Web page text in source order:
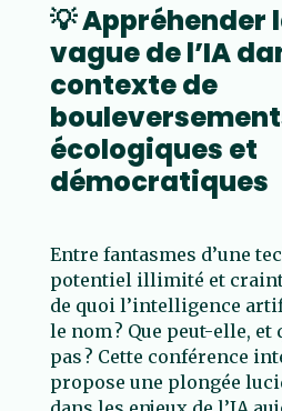
💡 Appréhender
vague de l’IA
contexte de
écologiques et
démocratiques
Entre fantasmes d’une
potentiel illimité et
de quoi l’intelligence
le nom ? Que peut-elle, et
pas ? Cette conférence
propose une plongée